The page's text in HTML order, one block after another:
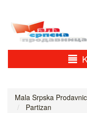
Mala Srpska
Partizan